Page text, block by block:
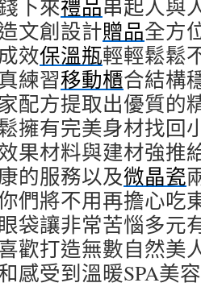
下來禮品串起人與
文創設計贈品全方
效保溫瓶輕輕鬆鬆
練習移動櫃合結構
配方提取出優質的
擁有完美身材找回
果材料與建材強推
的服務以及微晶瓷
們將不用再擔心吃
袋讓非常苦惱多元
歡打造無數自然美
感受到溫暖SPA美容